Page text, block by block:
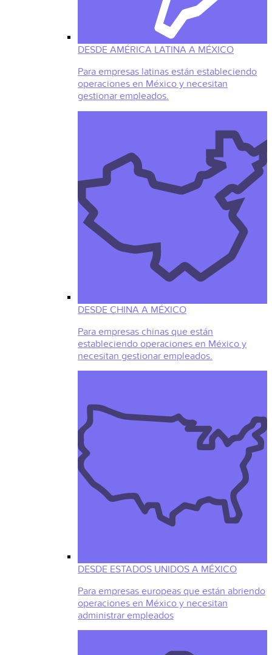
DESDE AMÉRICA LATINA A MÉXICO
Para empresas latinas están estableciendo
operaciones en México y necesitan
gestionar empleados.
DESDE CHINA A MÉXICO
Para empresas chinas que están
estableciendo operaciones en México y
necesitan gestionar empleados.
DESDE ESTADOS UNIDOS A MÉXICO
Para empresas europeas que están abriendo
operaciones en México y necesitan
administrar empleados